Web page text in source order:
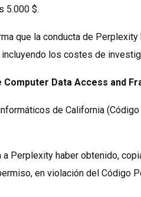
5.000 $.
que la conducta de Perplexity
los costes de
Data Access and
de California
a Perplexity haber obtenido,
en violación del Código